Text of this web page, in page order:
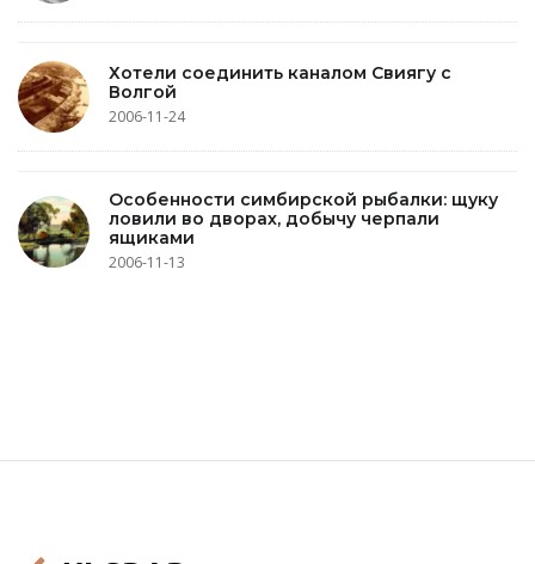
Хотели соединить каналом Свиягу с
Волгой
2006-11-24
Особенности симбирской рыбалки: щуку
ловили во дворах, добычу черпали
ящиками
2006-11-13